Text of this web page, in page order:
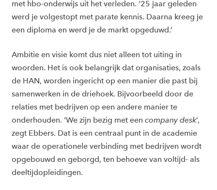
met hbo-onderwijs uit het verleden. ‘25 jaar geleden
werd je volgestopt met parate kennis. Daarna kreeg je
een diploma en werd je de markt opgeduwd.’
Ambitie en visie komt dus niet alleen tot uiting in
woorden. Het is ook belangrijk dat organisaties, zoals
de HAN, worden ingericht op een manier die past bij
samenwerken in de driehoek. Bijvoorbeeld door de
relaties met bedrijven op een andere manier te
onderhouden. ‘We zijn bezig met een company desk’,
zegt Ebbers. Dat is een centraal punt in de academie
waar de operationele verbinding met bedrijven wordt
opgebouwd en geborgd, ten behoeve van voltijd- als
deeltijdopleidingen.